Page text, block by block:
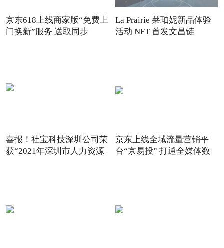
京东618上线商家版“免费上
门换新”服务 送取同步
La Prairie 莱珀妮新品体验
活动 NFT 首发文昌链
喜报！社宝科技深圳公司荣
获“2021年深圳市人力资源
京东上线全域流量营销平
台“京易投” 打通全媒体数